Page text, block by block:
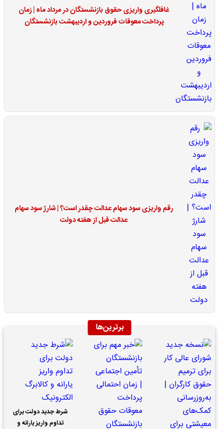
غافلگیری واریزی حقوق بازنشستگان در مرداد ماه | زمان
پرداخت معوقات فروردین و اردیبهشت بازنشستگان
رقم واریزی سود سهام عدالت چقدر است؟ | شارژ سود سهام
عدالت قبل از هفته دولت
برترین‌ها
شرط جدید دولت برای
تداوم واریز یارانه و